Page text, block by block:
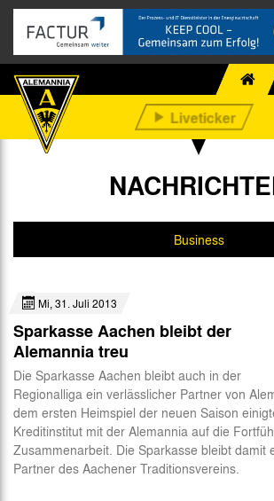
Business
Fan-Infos
Abteilungen
Futsal
Mi, 31. Juli 2013
Sparkasse Aachen bleibt der
Alemannia treu
Die Sparkasse Aachen bleibt auch in der
Regionalliga ein verlässlicher Partner von
dem ersten Heimspiel der neuen Saison
Kreditinstitut mit der Alemannia auf die
Zusammenarbeit. Die Sparkasse bleibt damit
Partner des Aachener Traditionsvereins.